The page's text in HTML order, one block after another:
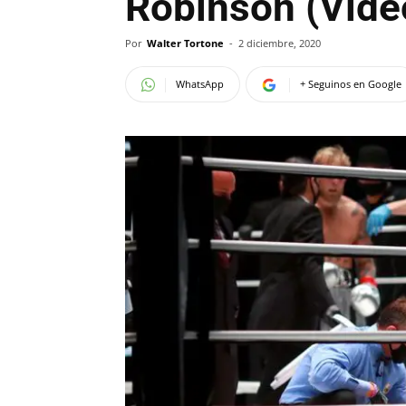
Por Walter Tortone - 2 diciembre, 2020
WhatsApp + Seguinos en Google